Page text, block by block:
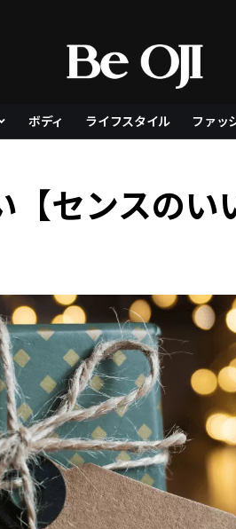
ボディ ライフスタイル ファッ
センスのい